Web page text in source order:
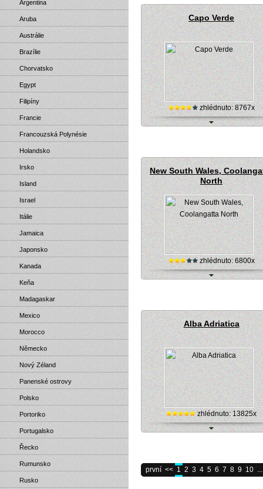
Capo Verde
zhlédnuto: 8767x
New South Wales,
North
zhlédnuto: 6800x
Alba Adriatica
zhlédnuto: 13825x
první << 1 2 3 4 5 6 7 8 9 10 ...
Argentina
Aruba
Austrálie
Brazílie
Chorvatsko
Egypt
Filipíny
Francie
Francouzská Polynésie
Holandsko
Irsko
Island
Israel
Itálie
Jamaica
Japonsko
Kanada
Keňa
Madagaskar
Mexico
Morocco
Německo
Nový Zéland
Panenské ostrovy
Polsko
Portoriko
Portugalsko
Řecko
Rumunsko
Rusko